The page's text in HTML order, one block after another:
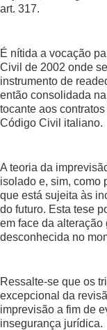
art. 317.
É nítida a vocação
Civil de 2002 onde
instrumento de
então consolidada
tocante aos
Código Civil italiano.
A teoria da
isolado e, sim, como
que está sujeita às
do futuro. Esta tese
em face da
desconhecida no
Ressalte-se que os
excepcional da
imprevisão a fim de
insegurança jurídica.